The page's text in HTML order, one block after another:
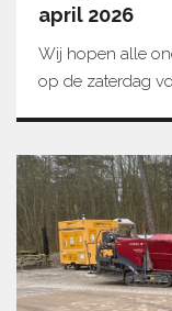
april 2026
Wij hopen alle
op de zaterdag